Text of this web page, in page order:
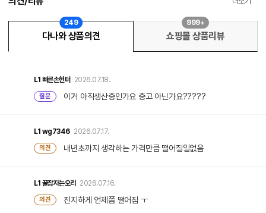
다나와 상품의견
249
쇼핑몰 상품리뷰
999+
L1 빠른손헌터 2026.07.18.
질문 이거 아직생산중인가요 중고 아닌가요?????
L1 wg7346 2026.07.17.
의견 내년초까지 생각하는 가격만큼 떨어질일없음
L1 꿀잠자는오리 2026.07.16.
의견 진지하게 언제쯤 떨어짐 ㅜ